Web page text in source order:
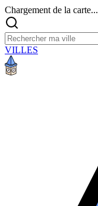
Chargement de la carte...
VILLES